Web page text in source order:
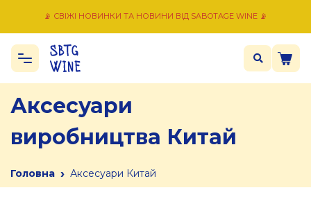
📡 СВІЖІ НОВИНКИ ТА НОВИНИ ВІД SABOTAGE WINE 📡
Аксесуари
виробництва Китай
Головна › Аксесуари Китай